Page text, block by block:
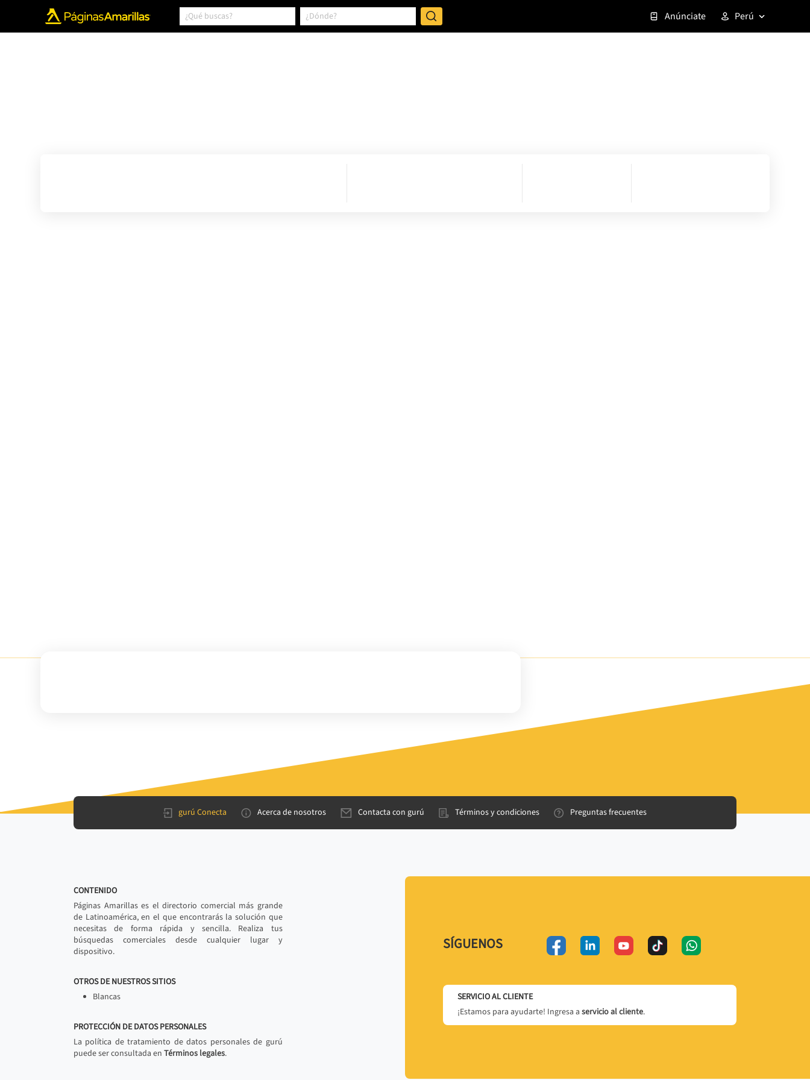
Anúnciate Perú
gurú Conecta Acerca de nosotros Contacta con gurú Términos y condiciones Preguntas frecuentes
CONTENIDO
Páginas Amarillas es el directorio comercial más grande
de Latinoamérica, en el que encontrarás la solución que
necesitas de forma rápida y sencilla. Realiza tus
búsquedas comerciales desde cualquier lugar y
dispositivo.
OTROS DE NUESTROS SITIOS
Blancas
PROTECCIÓN DE DATOS PERSONALES
La política de tratamiento de datos personales de gurú
puede ser consultada en Términos legales.
SÍGUENOS
SERVICIO AL CLIENTE
¡Estamos para ayudarte! Ingresa a servicio al cliente.